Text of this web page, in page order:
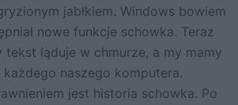
jabłkiem. Windows bowiem
nowe funkcje schowka. Teraz
ląduje w chmurze, a my mamy
naszego komputera.
jest historia schowka. Po